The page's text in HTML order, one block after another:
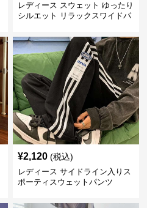
レディース スウェット ゆったり
シルエット リラックスワイドパ
¥2,120 (税込)
レディース サイドライン入りス
ポーティスウェットパンツ